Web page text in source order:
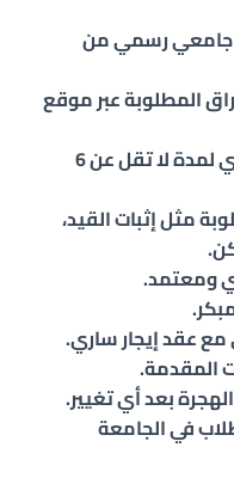
جامعي رسمي من
المطلوبة عبر موقع
تأكد من أن جواز سفرك ساري لمدة لا تقل عن 6
مثل إثبات القيد،
ومعتمد.
عقد إيجار ساري.
المقدمة.
بعد أي تغيير.
في الجامعة